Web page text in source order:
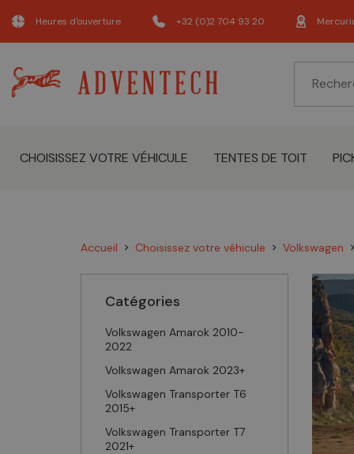
Heures d'ouverture +32 (0)2 704 93 20
CHOISISSEZ VOTRE VÉHICULE TENTES DE TOIT
Accueil chevron_right Choisissez votre véhicule chevron_right Volkswagen
Catégories
Volkswagen Amarok 2010-
2022
Volkswagen Amarok 2023+
Volkswagen Transporter T6
2015+
Volkswagen Transporter T7
2021+